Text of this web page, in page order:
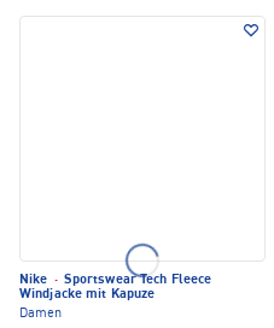
Nike · Sportswear Tech Fleece
Windjacke mit Kapuze
Damen